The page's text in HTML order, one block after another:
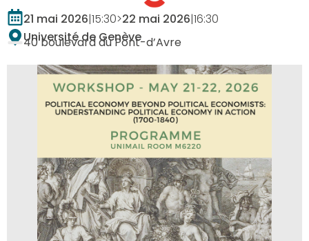
21 mai 2026|15:30>22 mai 2026|16:30
Université de Genève
40 boulevard du Pont-d’Avre